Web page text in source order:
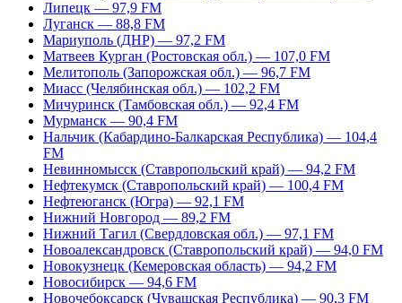
Липецк — 97,9 FM
Луганск — 88,8 FM
Мариуполь (ДНР) — 97,2 FM
Матвеев Курган (Ростовская обл.) — 107,0 FM
Мелитополь (Запорожская обл.) — 96,7 FM
Миасс (Челябинская обл.) — 102,2 FM
Мичуринск (Тамбовская обл.) — 92,4 FM
Мурманск — 90,4 FM
Нальчик (Кабардино-Балкарская Республика) — 104,4
FM
Невинномысск (Ставропольский край) — 94,2 FM
Нефтекумск (Ставропольский край) — 100,4 FM
Нефтеюганск (Югра) — 92,1 FM
Нижний Новгород — 89,2 FM
Нижний Тагил (Свердловская обл.) — 97,1 FM
Новоалександровск (Ставропольский край) — 94,0 FM
Новокузнецк (Кемеровская область) — 94,2 FM
Новосибирск — 94,6 FM
Новочебоксарск (Чувашская Республика) — 90,3 FM